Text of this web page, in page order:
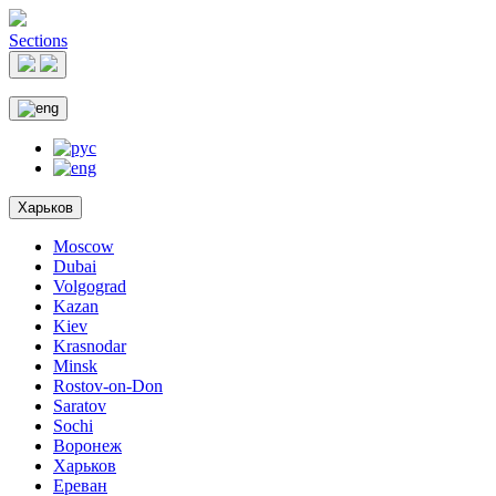
Sections
Харьков
Moscow
Dubai
Volgograd
Kazan
Kiev
Krasnodar
Minsk
Rostov-on-Don
Saratov
Sochi
Воронеж
Харьков
Ереван